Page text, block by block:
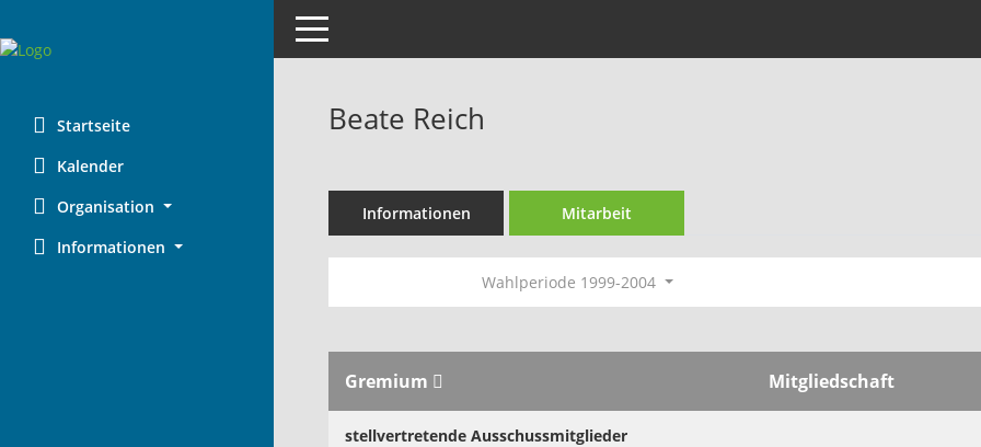
Startseite
Kalender
Organisation
Informationen
Toggle navigation
Beate Reich
Informationen Mitarbeit
Wahlperiode 1999-2004
Gremium Mitgliedschaft
stellvertretende Ausschussmitglieder